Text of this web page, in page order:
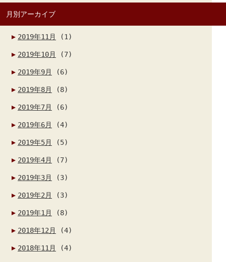
月別アーカイブ
2019年11月 (1)
2019年10月 (7)
2019年9月 (6)
2019年8月 (8)
2019年7月 (6)
2019年6月 (4)
2019年5月 (5)
2019年4月 (7)
2019年3月 (3)
2019年2月 (3)
2019年1月 (8)
2018年12月 (4)
2018年11月 (4)